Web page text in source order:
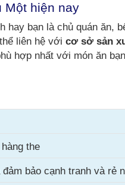
Một hiện nay
hay bạn là chủ quán ăn,
liên hệ với cơ sở sản
hợp nhất với món ăn
the
bảo cạnh tranh và rẻ